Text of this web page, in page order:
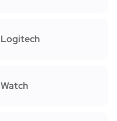
Logitech
Watch